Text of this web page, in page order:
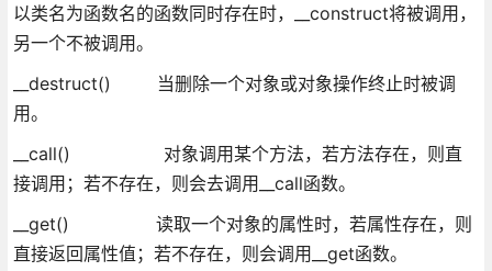
以类名为函数名的函数同时存在时，__construct将被调用，
另一个不被调用。
__destruct() 当删除一个对象或对象操作终止时被调
用。
__call() 对象调用某个方法，若方法存在，则直
接调用；若不存在，则会去调用__call函数。
__get() 读取一个对象的属性时，若属性存在，则
直接返回属性值；若不存在，则会调用__get函数。